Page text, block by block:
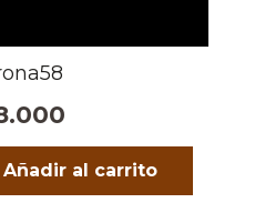
Añadir al carrito